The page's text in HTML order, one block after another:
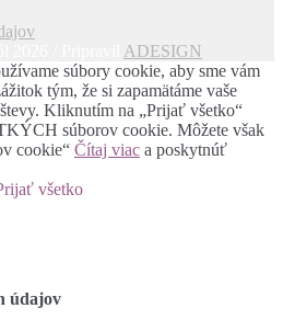
ADESIGN
súbory cookie, aby sme vám
tým, že si zapamätáme vaše
Kliknutím na „Prijať všetko“
súborov cookie. Môžete však
cookie“ Čítaj viac a poskytnúť
všetko
údajov